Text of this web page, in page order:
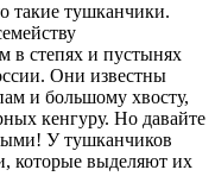
такие тушканчики.
в степях и пустынях
Они известны
и большому хвосту,
кенгуру. Но давайте
У тушканчиков
которые выделяют их